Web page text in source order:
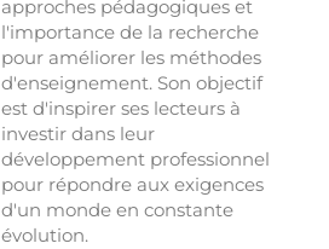
approches pédagogiques et
l'importance de la recherche
pour améliorer les méthodes
d'enseignement. Son objectif
est d'inspirer ses lecteurs à
investir dans leur
développement professionnel
pour répondre aux exigences
d'un monde en constante
évolution.